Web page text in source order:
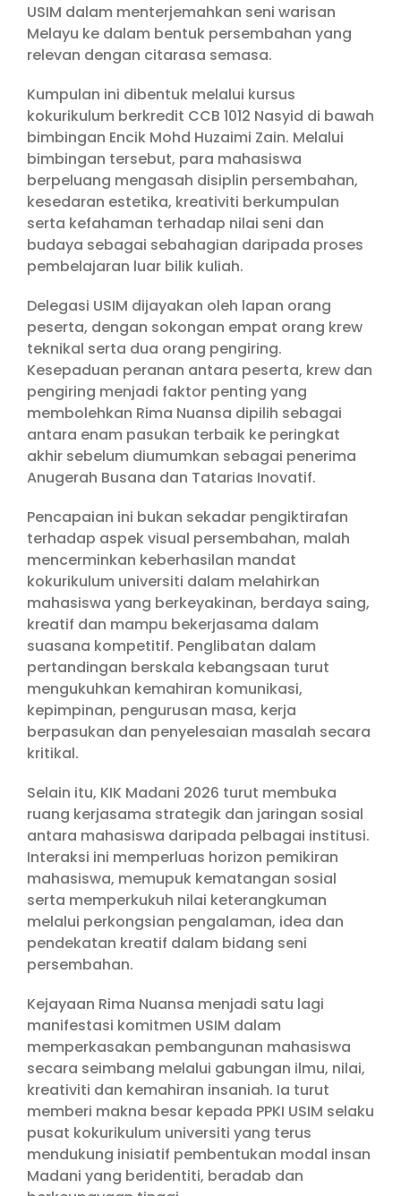
USIM dalam menterjemahkan seni warisan
Melayu ke dalam bentuk persembahan yang
relevan dengan citarasa semasa.
Kumpulan ini dibentuk melalui kursus
kokurikulum berkredit CCB 1012 Nasyid di bawah
bimbingan Encik Mohd Huzaimi Zain. Melalui
bimbingan tersebut, para mahasiswa
berpeluang mengasah disiplin persembahan,
kesedaran estetika, kreativiti berkumpulan
serta kefahaman terhadap nilai seni dan
budaya sebagai sebahagian daripada proses
pembelajaran luar bilik kuliah.
Delegasi USIM dijayakan oleh lapan orang
peserta, dengan sokongan empat orang krew
teknikal serta dua orang pengiring.
Kesepaduan peranan antara peserta, krew dan
pengiring menjadi faktor penting yang
membolehkan Rima Nuansa dipilih sebagai
antara enam pasukan terbaik ke peringkat
akhir sebelum diumumkan sebagai penerima
Anugerah Busana dan Tatarias Inovatif.
Pencapaian ini bukan sekadar pengiktirafan
terhadap aspek visual persembahan, malah
mencerminkan keberhasilan mandat
kokurikulum universiti dalam melahirkan
mahasiswa yang berkeyakinan, berdaya saing,
kreatif dan mampu bekerjasama dalam
suasana kompetitif. Penglibatan dalam
pertandingan berskala kebangsaan turut
mengukuhkan kemahiran komunikasi,
kepimpinan, pengurusan masa, kerja
berpasukan dan penyelesaian masalah secara
kritikal.
Selain itu, KIK Madani 2026 turut membuka
ruang kerjasama strategik dan jaringan sosial
antara mahasiswa daripada pelbagai institusi.
Interaksi ini memperluas horizon pemikiran
mahasiswa, memupuk kematangan sosial
serta memperkukuh nilai keterangkuman
melalui perkongsian pengalaman, idea dan
pendekatan kreatif dalam bidang seni
persembahan.
Kejayaan Rima Nuansa menjadi satu lagi
manifestasi komitmen USIM dalam
memperkasakan pembangunan mahasiswa
secara seimbang melalui gabungan ilmu, nilai,
kreativiti dan kemahiran insaniah. Ia turut
memberi makna besar kepada PPKI USIM selaku
pusat kokurikulum universiti yang terus
mendukung inisiatif pembentukan modal insan
Madani yang beridentiti, beradab dan